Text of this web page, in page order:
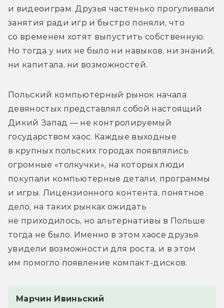
и видеоиграм. Друзья частенько прогуливали
занятия ради игр и быстро поняли, что
со временем хотят выпустить собственную.
Но тогда у них не было ни навыков, ни знаний,
ни капитала, ни возможностей.
Польский компьютерный рынок начала
девяностых представлял собой настоящий
Дикий Запад — не контролируемый
государством хаос. Каждые выходные
в крупных польских городах появлялись
огромные «толкучки», на которых люди
покупали компьютерные детали, программы
и игры. Лицензионного контента, понятное
дело, на таких рынках ожидать
не приходилось, но альтернативы в Польше
тогда не было. Именно в этом хаосе друзья
увидели возможности для роста, и в этом
им помогло появление компакт-дисков.
Марчин Ивиньский